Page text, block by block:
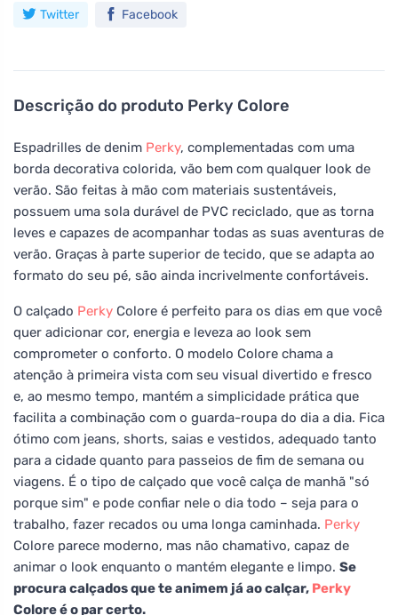
Descrição do produto Perky Colore
Espadrilles de denim Perky, complementadas com uma
borda decorativa colorida, vão bem com qualquer look de
verão. São feitas à mão com materiais sustentáveis,
possuem uma sola durável de PVC reciclado, que as torna
leves e capazes de acompanhar todas as suas aventuras de
verão. Graças à parte superior de tecido, que se adapta ao
formato do seu pé, são ainda incrivelmente confortáveis.
O calçado Perky Colore é perfeito para os dias em que você
quer adicionar cor, energia e leveza ao look sem
comprometer o conforto. O modelo Colore chama a
atenção à primeira vista com seu visual divertido e fresco
e, ao mesmo tempo, mantém a simplicidade prática que
facilita a combinação com o guarda-roupa do dia a dia. Fica
ótimo com jeans, shorts, saias e vestidos, adequado tanto
para a cidade quanto para passeios de fim de semana ou
viagens. É o tipo de calçado que você calça de manhã "só
porque sim" e pode confiar nele o dia todo – seja para o
trabalho, fazer recados ou uma longa caminhada. Perky
Colore parece moderno, mas não chamativo, capaz de
animar o look enquanto o mantém elegante e limpo. Se
procura calçados que te animem já ao calçar, Perky
Colore é o par certo.
Twitter Facebook